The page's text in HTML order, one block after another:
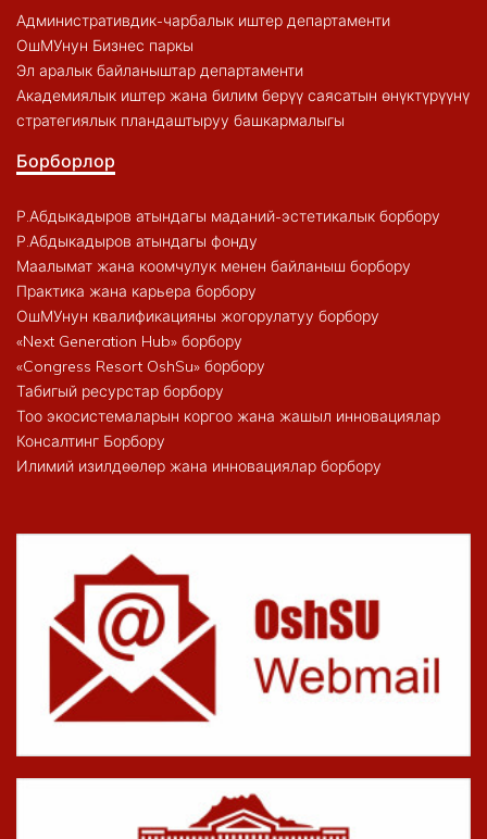
Административдик-чарбалык иштер департаменти
ОшМУнун Бизнес паркы
Эл аралык байланыштар департаменти
Академиялык иштер жана билим берүү саясатын өнүктүрүүнү
стратегиялык пландаштыруу башкармалыгы
Борборлор
Р.Абдыкадыров атындагы маданий-эстетикалык борбору
Р.Абдыкадыров атындагы фонду
Маалымат жана коомчулук менен байланыш борбору
Практика жана карьера борбору
ОшМУнун квалификацияны жогорулатуу борбору
«Next Generation Hub» борбору
«Congress Resort OshSu» борбору
Табигый ресурстар борбору
Тоо экосистемаларын коргоо жана жашыл инновациялар
Консалтинг Борбору
Илимий изилдөөлөр жана инновациялар борбору